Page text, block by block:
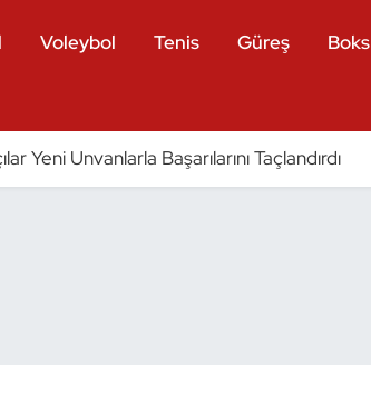
Voleybol Tenis Güreş Boks
Yeni Unvanlarla Başarılarını Taçlandırdı